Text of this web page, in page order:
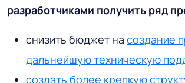
разработчиками получить ряд
снизить бюджет на создание
дальнейшую техническую
создать более крепкую